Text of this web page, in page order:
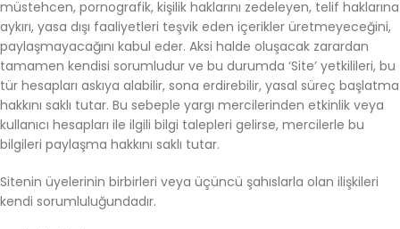
müstehcen, pornografik, kişilik haklarını zedeleyen, telif haklarına
aykırı, yasa dışı faaliyetleri teşvik eden içerikler üretmeyeceğini,
paylaşmayacağını kabul eder. Aksi halde oluşacak zarardan
tamamen kendisi sorumludur ve bu durumda ‘Site’ yetkilileri, bu
tür hesapları askıya alabilir, sona erdirebilir, yasal süreç başlatma
hakkını saklı tutar. Bu sebeple yargı mercilerinden etkinlik veya
kullanıcı hesapları ile ilgili bilgi talepleri gelirse, mercilerle bu
bilgileri paylaşma hakkını saklı tutar.
Sitenin üyelerinin birbirleri veya üçüncü şahıslarla olan ilişkileri
kendi sorumluluğundadır.